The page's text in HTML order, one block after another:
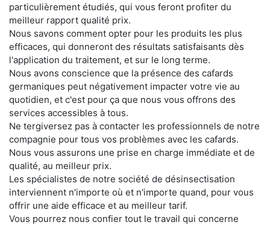
particulièrement étudiés, qui vous feront profiter du
meilleur rapport qualité prix.
Nous savons comment opter pour les produits les plus
efficaces, qui donneront des résultats satisfaisants dès
l'application du traitement, et sur le long terme.
Nous avons conscience que la présence des cafards
germaniques peut négativement impacter votre vie au
quotidien, et c'est pour ça que nous vous offrons des
services accessibles à tous.
Ne tergiversez pas à contacter les professionnels de notre
compagnie pour tous vos problèmes avec les cafards.
Nous vous assurons une prise en charge immédiate et de
qualité, au meilleur prix.
Les spécialistes de notre société de désinsectisation
interviennent n'importe où et n'importe quand, pour vous
offrir une aide efficace et au meilleur tarif.
Vous pourrez nous confier tout le travail qui concerne